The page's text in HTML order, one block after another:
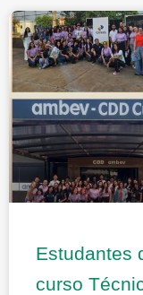
Estudantes
curso